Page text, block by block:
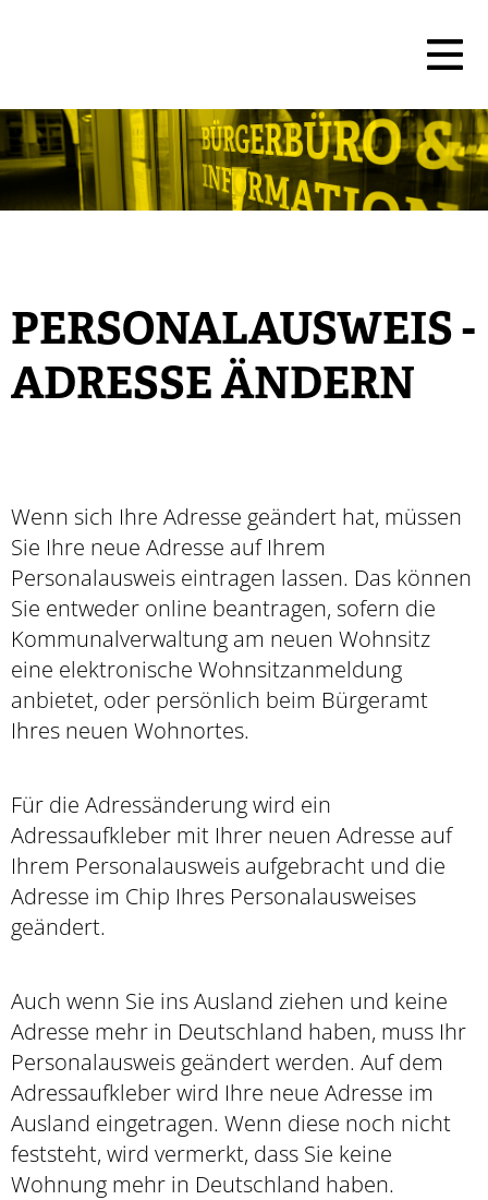
PERSONALAUSWEIS -
ADRESSE ÄNDERN
Wenn sich Ihre Adresse geändert hat, müssen
Sie Ihre neue Adresse auf Ihrem
Personalausweis eintragen lassen. Das können
Sie entweder online beantragen, sofern die
Kommunalverwaltung am neuen Wohnsitz
eine elektronische Wohnsitzanmeldung
anbietet, oder persönlich beim Bürgeramt
Ihres neuen Wohnortes.
Für die Adressänderung wird ein
Adressaufkleber mit Ihrer neuen Adresse auf
Ihrem Personalausweis aufgebracht und die
Adresse im Chip Ihres Personalausweises
geändert.
Auch wenn Sie ins Ausland ziehen und keine
Adresse mehr in Deutschland haben, muss Ihr
Personalausweis geändert werden. Auf dem
Adressaufkleber wird Ihre neue Adresse im
Ausland eingetragen. Wenn diese noch nicht
feststeht, wird vermerkt, dass Sie keine
Wohnung mehr in Deutschland haben.